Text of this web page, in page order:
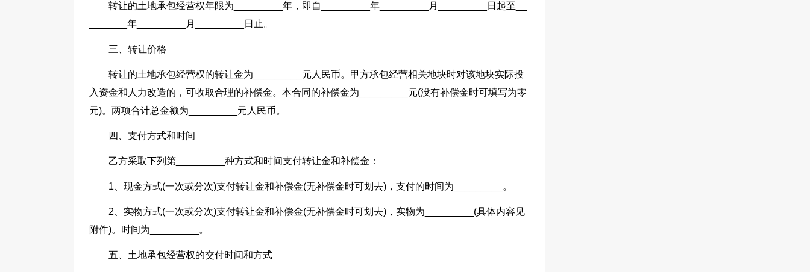
转让的土地承包经营权年限为_________年，即自_________年_________月_________日起至__
_______年_________月_________日止。
三、转让价格
转让的土地承包经营权的转让金为_________元人民币。甲方承包经营相关地块时对该地块实际投
入资金和人力改造的，可收取合理的补偿金。本合同的补偿金为_________元(没有补偿金时可填写为零
元)。两项合计总金额为_________元人民币。
四、支付方式和时间
乙方采取下列第_________种方式和时间支付转让金和补偿金：
1、现金方式(一次或分次)支付转让金和补偿金(无补偿金时可划去)，支付的时间为_________。
2、实物方式(一次或分次)支付转让金和补偿金(无补偿金时可划去)，实物为_________(具体内容见
附件)。时间为_________。
五、土地承包经营权的交付时间和方式